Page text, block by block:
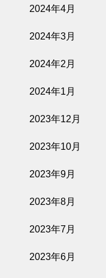
2024年4月
2024年3月
2024年2月
2024年1月
2023年12月
2023年10月
2023年9月
2023年8月
2023年7月
2023年6月